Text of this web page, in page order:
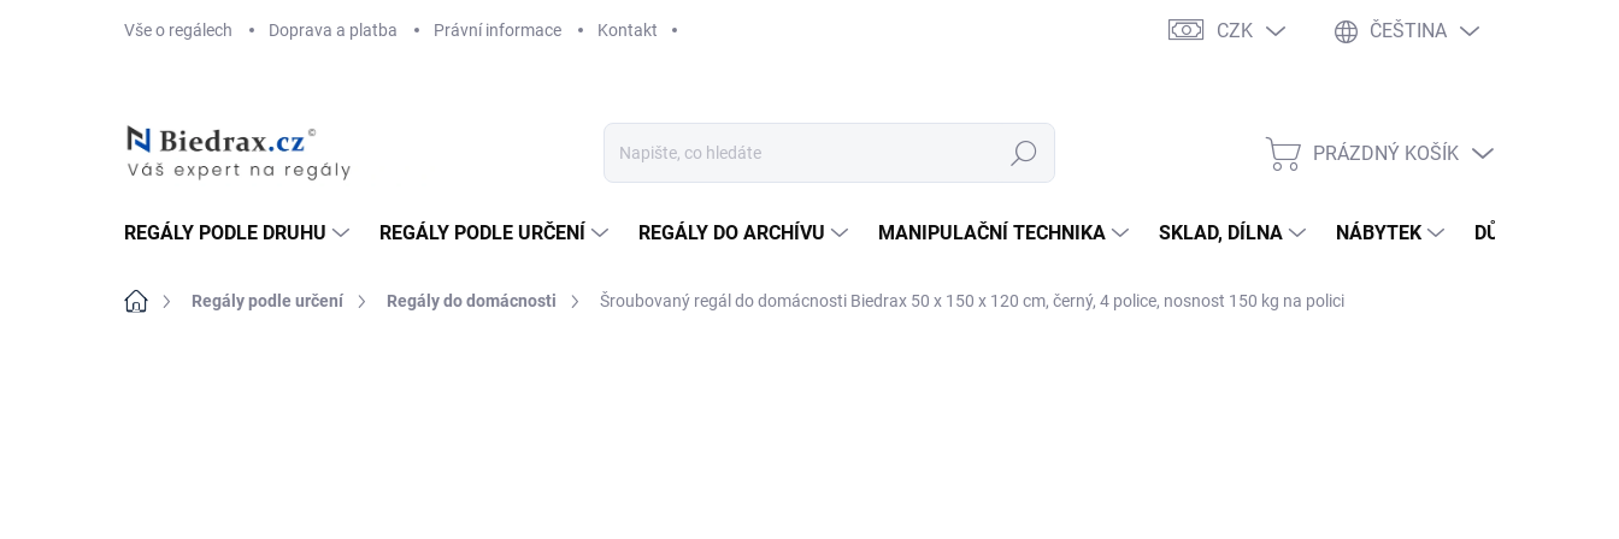
Vše o regálech Doprava a platba Právní informace Kontakt CZK ČEŠTINA
Hledat
NÁKUPNÍ
PRÁZDNÝ KOŠÍK
REGÁLY PODLE DRUHU REGÁLY PODLE URČENÍ REGÁLY DO ARCHÍVU MANIPULAČNÍ TECHNIKA SKLAD, DÍLNA NÁBYTEK DŮM A
Domů Regály podle určení Regály do domácnosti Šroubovaný regál do domácnosti Biedrax 50 x 150 x 120 cm, černý, 4 police, nosnost 150 kg na polici